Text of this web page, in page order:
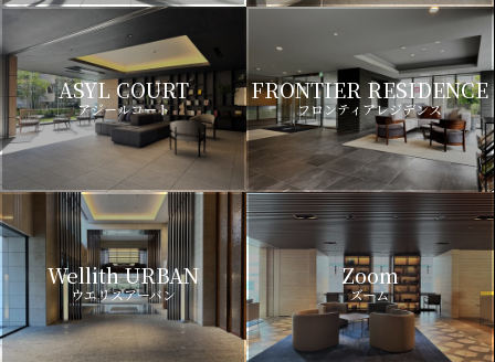
ASYL COURT
アジールコート
FRONTIER RESIDENCE
フロンティアレジデンス
Wellith URBAN
ウエリスアーバン
Zoom
ズーム